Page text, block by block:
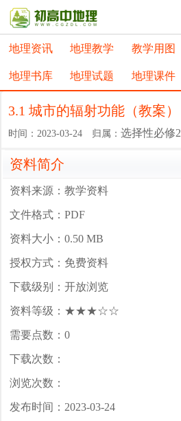
地理资讯 地理教学 教学用图
地理书库 地理试题 地理课件
3.1 城市的辐射功能（教案）
时间：2023-03-24 归属：选择性必修2
资料简介
资料来源：教学资料
文件格式：PDF
资料大小：0.50 MB
授权方式：免费资料
下载级别：开放浏览
资料等级：★★★☆☆
需要点数：0
下载次数：
浏览次数：
发布时间：2023-03-24